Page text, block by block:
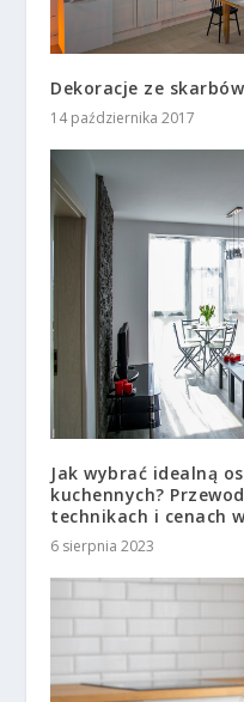
Dekoracje ze
14 października 2017
Jak wybrać idealną
kuchennych?
technikach i cenach
6 sierpnia 2023